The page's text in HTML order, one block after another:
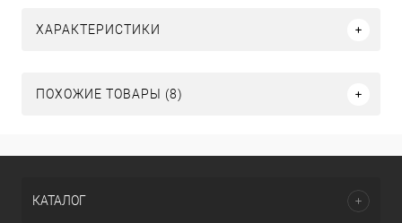
ХАРАКТЕРИСТИКИ
ПОХОЖИЕ ТОВАРЫ (8)
КАТАЛОГ